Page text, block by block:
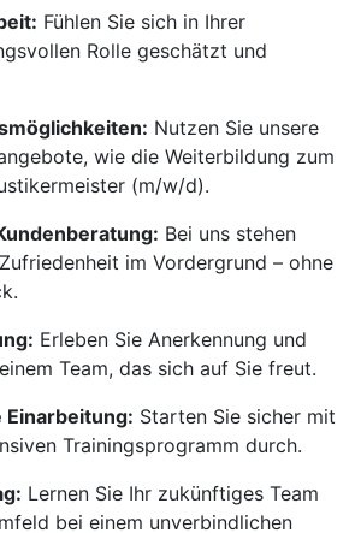
Fühlen Sie sich in Ihrer
Rolle geschätzt und
Nutzen Sie unsere
wie die Weiterbildung zum
(m/w/d).
Bei uns stehen
im Vordergrund – ohne
Erleben Sie Anerkennung und
Team, das sich auf Sie freut.
Einarbeitung: Starten Sie sicher mit
Trainingsprogramm durch.
Lernen Sie Ihr zukünftiges Team
bei einem unverbindlichen